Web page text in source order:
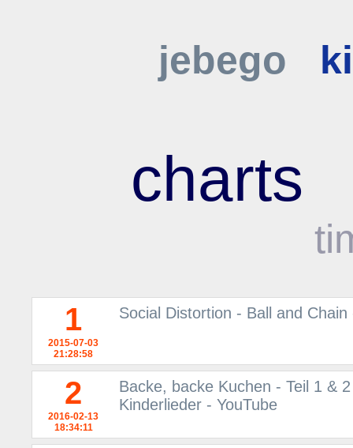
jebego
charts
1
2015-07-03
21:28:58
Social Distortion - Ball and Chain
2
2016-02-13
18:34:11
Backe, backe Kuchen - Teil 1 &
Kinderlieder - YouTube